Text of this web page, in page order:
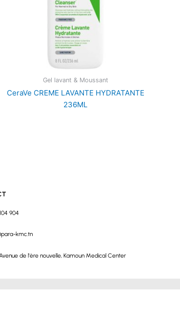
Gel lavant & Moussant
CeraVe CREME LAVANTE HYDRATANTE
236ML
904
kmc.tn
de l'ère nouvelle, Kamoun Medical Center